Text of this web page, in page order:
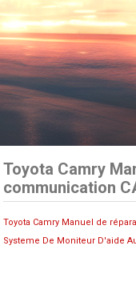
Toyota Camry
communication
Toyota Camry Manuel de
Systeme De Moniteur D'aide